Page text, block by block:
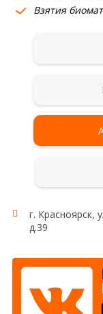
Партнерам
Взятия
г. Красноярск,
д.39